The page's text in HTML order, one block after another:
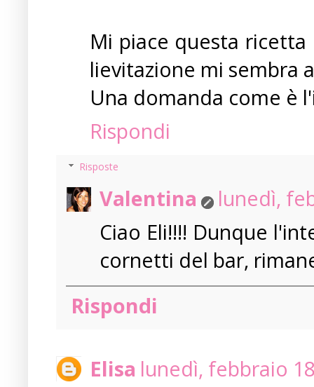
Mi piace questa
lievitazione mi sembra
Una domanda come è
Rispondi
Risposte
Valentina
lunedì,
Ciao Eli!!!! Dunque
cornetti del bar,
Rispondi
Elisa lunedì, febbraio